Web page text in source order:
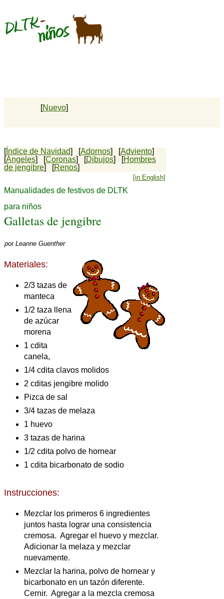
[Nuevo]
[Índice de Navidad] [Adornos] [Adviento]
[Ángeles] [Coronas] [Dibujos] [Hombres
de jengibre] [Renos]
[in English]
Manualidades de festivos de DLTK
para niños
Galletas de jengibre
por Leanne Guenther
Materiales:
2/3 tazas de
manteca
1/2 taza llena
de azúcar
morena
1 cdita
canela,
1/4 cdita clavos molidos
2 cditas jengibre molido
Pizca de sal
3/4 tazas de melaza
1 huevo
3 tazas de harina
1/2 cdita polvo de hornear
1 cdita bicarbonato de sodio
Instrucciones:
Mezclar los primeros 6 ingredientes
juntos hasta lograr una consistencia
cremosa. Agregar el huevo y mezclar.
Adicionar la melaza y mezclar
nuevamente.
Mezclar la harina, polvo de hornear y
bicarbonato en un tazón diferente.
Cernir. Agregar a la mezcla cremosa